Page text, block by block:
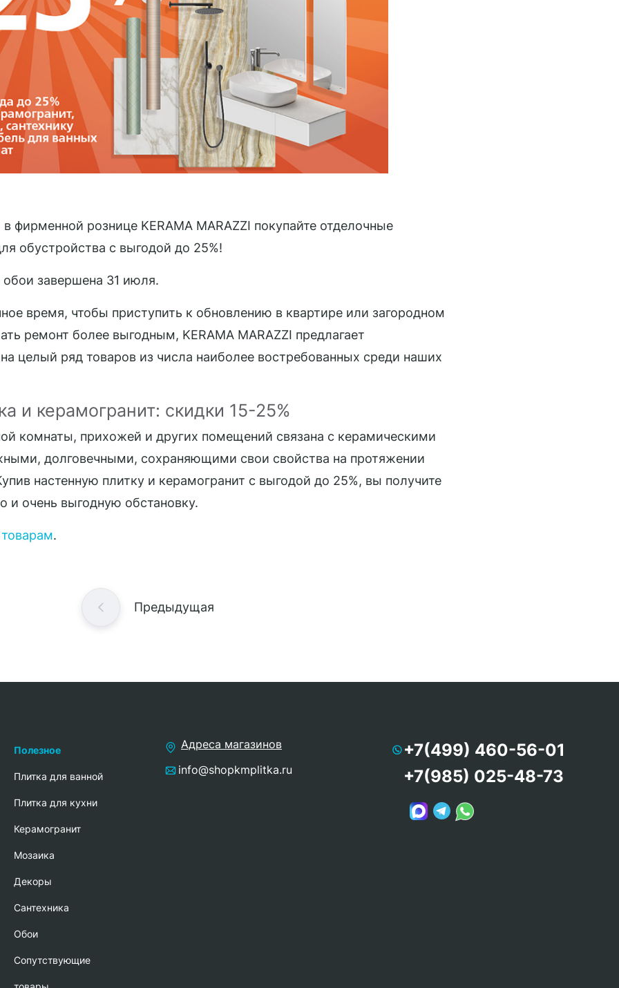
фирменной рознице KERAMA MARAZZI покупайте отделочные
обустройства с выгодой до 25%!
обои завершена 31 июля.
время, чтобы приступить к обновлению в квартире или загородном
ремонт более выгодным, KERAMA MARAZZI предлагает
целый ряд товаров из числа наиболее востребованных среди наших
и керамогранит: скидки 15-25%
комнаты, прихожей и других помещений связана с керамическими
долговечными, сохраняющими свои свойства на протяжении
настенную плитку и керамогранит с выгодой до 25%, вы получите
и очень выгодную обстановку.
.
Предыдущая
Полезное
Плитка для ванной
Плитка для кухни
Керамогранит
Мозаика
Декоры
Сантехника
Обои
Сопутствующие
Адреса магазинов
info@shopkmplitka.ru
+7(499) 460-56-01
+7(985) 025-48-73